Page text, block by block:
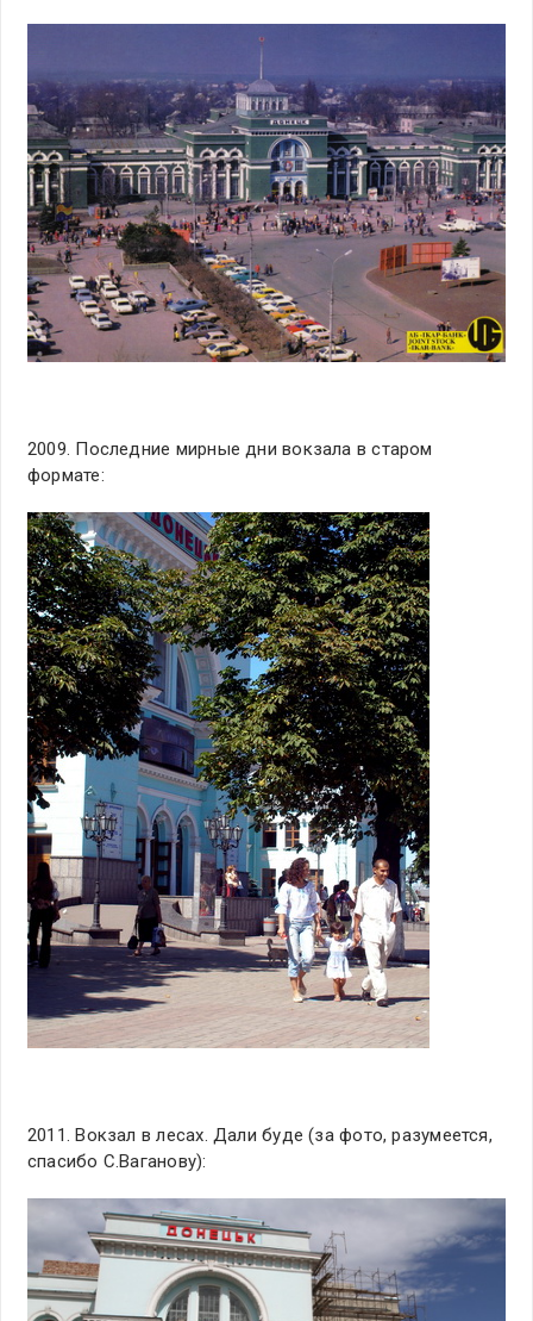
2009. Последние мирные дни вокзала в старом
формате:
2011. Вокзал в лесах. Дали буде (за фото, разумеется,
спасибо С.Ваганову):